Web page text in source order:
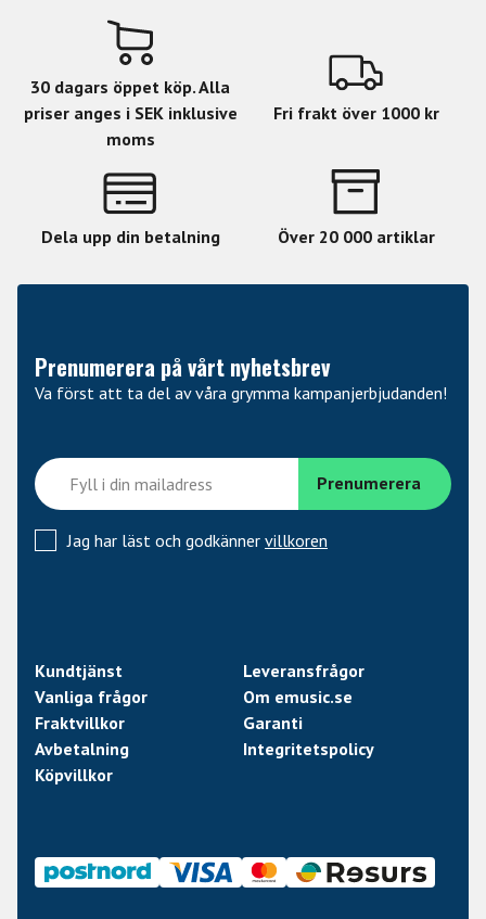
30 dagars öppet köp. Alla
priser anges i SEK inklusive
moms
Fri frakt över 1000 kr
Dela upp din betalning Över 20 000 artiklar
Prenumerera på vårt nyhetsbrev
Va först att ta del av våra grymma kampanjerbjudanden!
Jag har läst och godkänner villkoren
Kundtjänst
Leveransfrågor
Vanliga frågor
Om emusic.se
Fraktvillkor
Garanti
Avbetalning
Integritetspolicy
Köpvillkor